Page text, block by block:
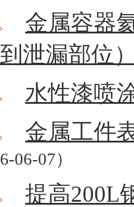
金属容器
到泄漏部位
水性漆喷
金属工件
6-06-07）
提高200L